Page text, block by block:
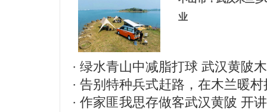
业
· 绿水青山中减脂打球 武汉黄陂
· 告别特种兵式赶路，在木兰暖村
· 作家匪我思存做客武汉黄陂 开